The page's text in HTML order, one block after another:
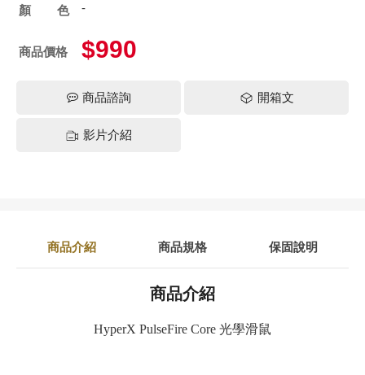
顏色
-
商品價格 $990
商品諮詢 開箱文
影片介紹
商品介紹 商品規格 保固說明
商品介紹
HyperX PulseFire Core 光學滑鼠